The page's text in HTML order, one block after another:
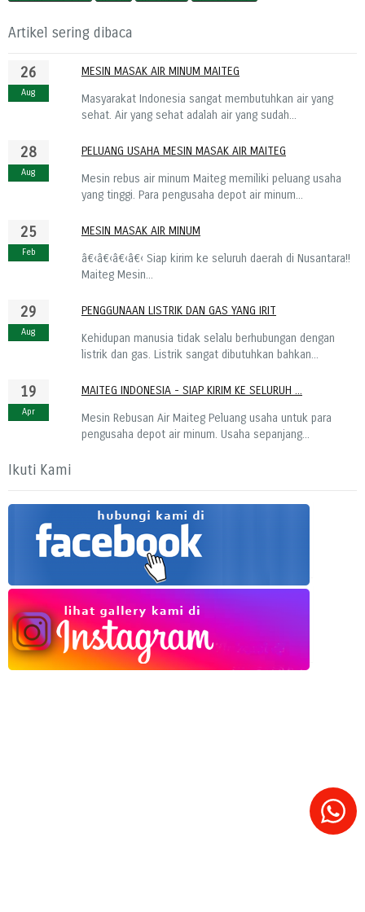
Artikel sering dibaca
26
Aug
MESIN MASAK AIR MINUM MAITEG
Masyarakat Indonesia sangat membutuhkan air yang
sehat. Air yang sehat adalah air yang sudah...
28
Aug
PELUANG USAHA MESIN MASAK AIR MAITEG
Mesin rebus air minum Maiteg memiliki peluang usaha
yang tinggi. Para pengusaha depot air minum...
25
Feb
MESIN MASAK AIR MINUM
â€‹â€‹â€‹â€‹ Siap kirim ke seluruh daerah di Nusantara!!
Maiteg Mesin...
29
Aug
PENGGUNAAN LISTRIK DAN GAS YANG IRIT
Kehidupan manusia tidak selalu berhubungan dengan
listrik dan gas. Listrik sangat dibutuhkan bahkan...
19
Apr
MAITEG INDONESIA - SIAP KIRIM KE SELURUH ...
Mesin Rebusan Air Maiteg Peluang usaha untuk para
pengusaha depot air minum. Usaha sepanjang...
Ikuti Kami